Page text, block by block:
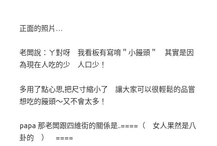
正面的照片…
老闆說：ㄚ對呀 我看板有寫唷＂小饅頭＂ 其實是因
為現在人吃的少 人口少！
多用了點心思,把尺寸縮小了 讓大家可以很輕鬆的品嘗
想吃的饅頭～又不會太多！
papa 那老闆跟四維街的關係是..====（ 女人果然是八
卦的 ） ====